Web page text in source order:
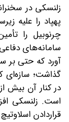
پهپاد را علیه
چرنوبیل را
سامانه‌های
آورد که حتی بر
گذاشت؛ سازه‌ای
در کنار آن
است. زلنسکی
قراردادن